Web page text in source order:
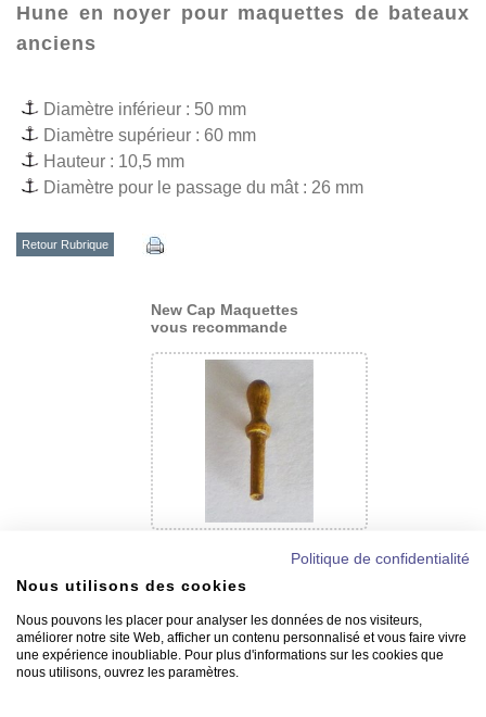
Hune en noyer pour maquettes de bateaux
anciens
Diamètre inférieur : 50 mm
Diamètre supérieur : 60 mm
Hauteur : 10,5 mm
Diamètre pour le passage du mât : 26 mm
Retour Rubrique
New Cap Maquettes
vous recommande
Politique de confidentialité
Nous utilisons des cookies
Nous pouvons les placer pour analyser les données de nos visiteurs,
améliorer notre site Web, afficher un contenu personnalisé et vous faire vivre
une expérience inoubliable. Pour plus d'informations sur les cookies que
nous utilisons, ouvrez les paramètres.